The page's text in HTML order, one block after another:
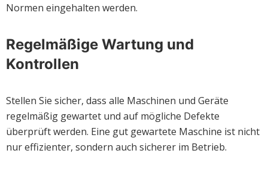
Normen eingehalten werden.
Regelmäßige Wartung und
Kontrollen
Stellen Sie sicher, dass alle Maschinen und Geräte
regelmäßig gewartet und auf mögliche Defekte
überprüft werden. Eine gut gewartete Maschine ist nicht
nur effizienter, sondern auch sicherer im Betrieb.